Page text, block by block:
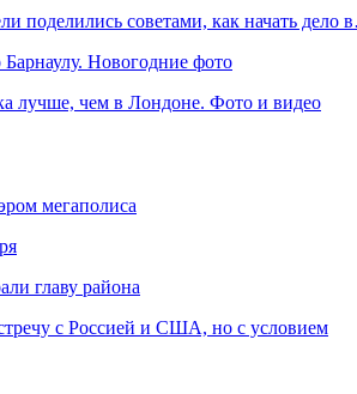
поделились советами, как начать дело
Новогодние фото
лучше, чем в Лондоне. Фото и видео
мегаполиса
главу района
с Россией и США, но с условием